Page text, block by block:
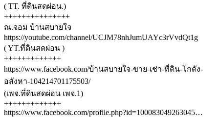
( TT. ที่ดินสดผ่อน.)
+++++++++++++++
ณ.จอม บ้านสบายใจ
https://youtube.com/channel/UCJM78nhJumUAYc3rVvdQt1g
( YT.ที่ดินสดผ่อน )
+++++++++++++
https://www.facebook.com/บ้านสบายใจ-ขาย-เช่า-ที่ดิน-โกดัง-
อสังหา-104214701175503/
(เพจ.ที่ดินสดผ่อน เพจ.1)
+++++++++++++
https://www.facebook.com/profile.php?id=100083049263045…